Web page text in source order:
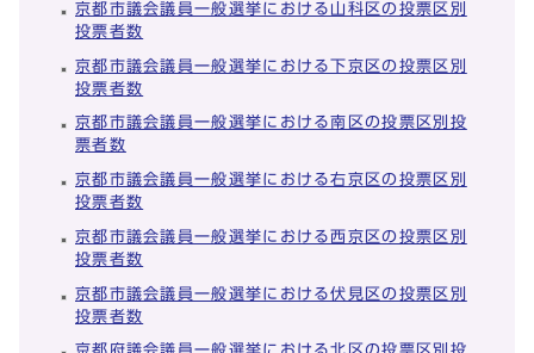
京都市議会議員一般選挙における山科区の投票区別
投票者数
京都市議会議員一般選挙における下京区の投票区別
投票者数
京都市議会議員一般選挙における南区の投票区別投
票者数
京都市議会議員一般選挙における右京区の投票区別
投票者数
京都市議会議員一般選挙における西京区の投票区別
投票者数
京都市議会議員一般選挙における伏見区の投票区別
投票者数